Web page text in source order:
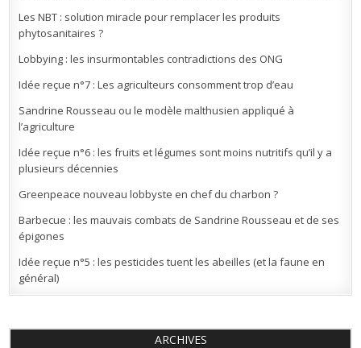
Les NBT : solution miracle pour remplacer les produits
phytosanitaires ?
Lobbying : les insurmontables contradictions des ONG
Idée reçue n°7 : Les agriculteurs consomment trop d’eau
Sandrine Rousseau ou le modèle malthusien appliqué à
l’agriculture
Idée reçue n°6 : les fruits et légumes sont moins nutritifs qu’il y a
plusieurs décennies
Greenpeace nouveau lobbyste en chef du charbon ?
Barbecue : les mauvais combats de Sandrine Rousseau et de ses
épigones
Idée reçue n°5 : les pesticides tuent les abeilles (et la faune en
général)
ARCHIVES